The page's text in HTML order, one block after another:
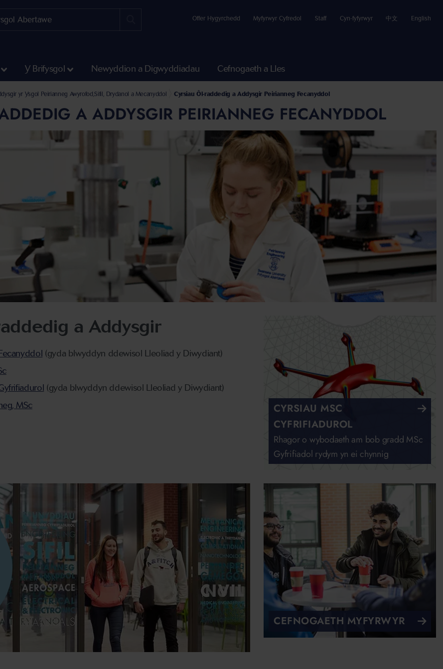
Offer Hygyrchedd Myfyrwyr Cyfredol Staff Cyn-fyfyrwyr 中文 English
Y Brifysgol Newyddion a Digwyddiadau Cefnogaeth a Lles
yr Ysgol Peirianneg Awyrofod,Sifil, Drydanol a Mecanyddol Cyrsiau Ôl-raddedig a Addysgir Peirianneg Fecanyddol
A ADDYSGIR PEIRIANNEG FECANYDDOL
a Addysgir
(gyda blwyddyn ddewisol Lleoliad y Diwydiant)
(gyda blwyddyn ddewisol Lleoliad y Diwydiant)
MSc
CYRSIAU MSC
CYFRIFIADUROL
Rhagor o wybodaeth am bob gradd MSc
Gyfrifiadol rydym yn ei chynnig
CEFNOGAETH MYFYRWYR